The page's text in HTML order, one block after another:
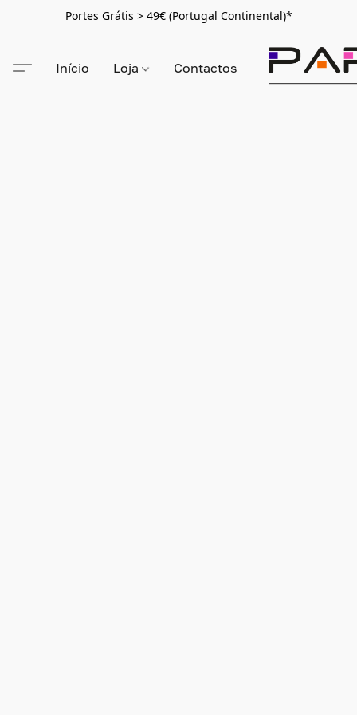
Portes Grátis > 49€ (Portugal Continental)*
Início Loja Contactos